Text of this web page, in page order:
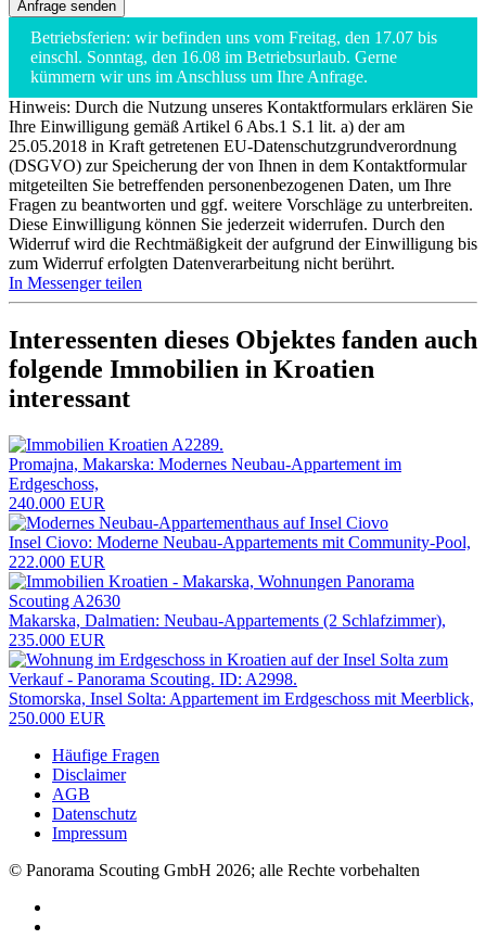
Betriebsferien: wir befinden uns vom Freitag, den 17.07 bis
einschl. Sonntag, den 16.08 im Betriebsurlaub. Gerne
kümmern wir uns im Anschluss um Ihre Anfrage.
Hinweis: Durch die Nutzung unseres Kontaktformulars erklären Sie
Ihre Einwilligung gemäß Artikel 6 Abs.1 S.1 lit. a) der am
25.05.2018 in Kraft getretenen EU-Datenschutzgrundverordnung
(DSGVO) zur Speicherung der von Ihnen in dem Kontaktformular
mitgeteilten Sie betreffenden personenbezogenen Daten, um Ihre
Fragen zu beantworten und ggf. weitere Vorschläge zu unterbreiten.
Diese Einwilligung können Sie jederzeit widerrufen. Durch den
Widerruf wird die Rechtmäßigkeit der aufgrund der Einwilligung bis
zum Widerruf erfolgten Datenverarbeitung nicht berührt.
In Messenger teilen
Interessenten dieses Objektes fanden auch
folgende Immobilien in Kroatien
interessant
Promajna, Makarska: Modernes Neubau-Appartement im
Erdgeschoss,
240.000 EUR
Insel Ciovo: Moderne Neubau-Appartements mit Community-Pool,
222.000 EUR
Makarska, Dalmatien: Neubau-Appartements (2 Schlafzimmer),
235.000 EUR
Stomorska, Insel Solta: Appartement im Erdgeschoss mit Meerblick,
250.000 EUR
Häufige Fragen
Disclaimer
AGB
Datenschutz
Impressum
© Panorama Scouting GmbH 2026; alle Rechte vorbehalten